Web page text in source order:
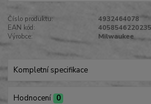
Číslo produktu:
4932464078
EAN kód:
4058546220235
Výrobce:
Milwaukee
Kompletní specifikace
Hodnocení 0